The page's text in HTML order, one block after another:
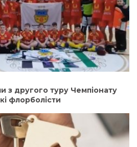
з другого туру Чемпіонату
флорболісти